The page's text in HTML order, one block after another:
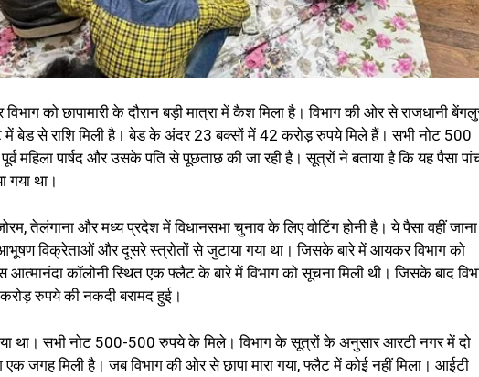
को छापामारी के दौरान बड़ी मात्रा में कैश मिला है। विभाग की ओर से राजधानी
में बेड से राशि मिली है। बेड के अंदर 23 बक्सों में 42 करोड़ रुपये मिले हैं। सभी नोट 500
महिला पार्षद और उसके पति से पूछताछ की जा रही है। सूत्रों ने बताया है कि यह पैसा
गया था।
तेलंगाना और मध्य प्रदेश में विधानसभा चुनाव के लिए वोटिंग होनी है। ये पैसा वहीं जाना
विक्रेताओं और दूसरे स्त्रोतों से जुटाया गया था। जिसके बारे में आयकर विभाग को
कॉलोनी स्थित एक फ्लैट के बारे में विभाग को सूचना मिली थी। जिसके बाद
रुपये की नकदी बरामद हुई।
था। सभी नोट 500-500 रुपये के मिले। विभाग के सूत्रों के अनुसार आरटी नगर में दो
जगह मिली है। जब विभाग की ओर से छापा मारा गया, फ्लैट में कोई नहीं मिला। आईटी